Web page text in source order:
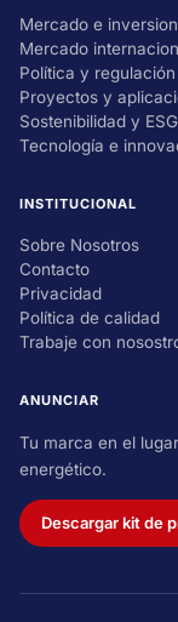
Mercado e
Mercado
Política y regulación
Proyectos y
Sostenibilidad y ESG
Tecnología e
INSTITUCIONAL
Sobre Nosotros
Contacto
Privacidad
Política de calidad
Trabaje con
ANUNCIAR
Tu marca en el
energético.
Descargar kit de